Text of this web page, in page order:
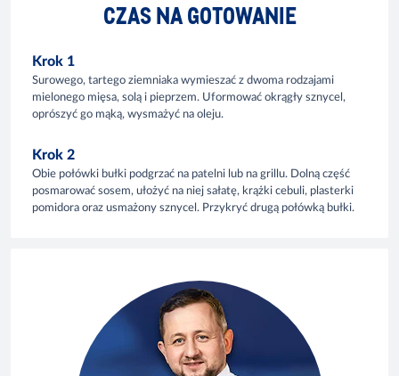
CZAS NA GOTOWANIE
Krok 1
Surowego, tartego ziemniaka wymieszać z dwoma rodzajami
mielonego mięsa, solą i pieprzem. Uformować okrągły sznycel,
oprószyć go mąką, wysmażyć na oleju.
Krok 2
Obie połówki bułki podgrzać na patelni lub na grillu. Dolną część
posmarować sosem, ułożyć na niej sałatę, krążki cebuli, plasterki
pomidora oraz usmażony sznycel. Przykryć drugą połówką bułki.